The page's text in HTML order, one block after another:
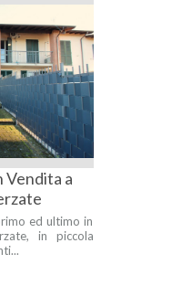
a
ed ultimo in
in piccola